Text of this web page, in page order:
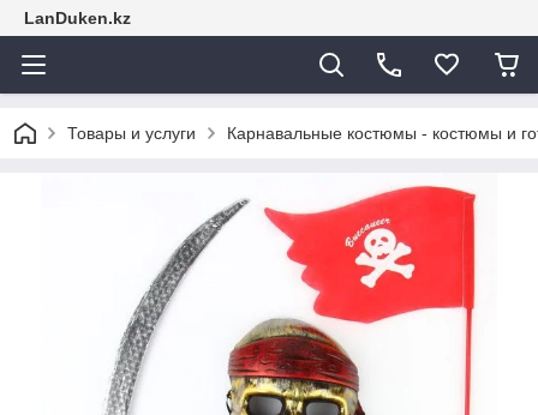
LanDuken.kz
Товары и услуги Карнавальные костюмы - костюмы и